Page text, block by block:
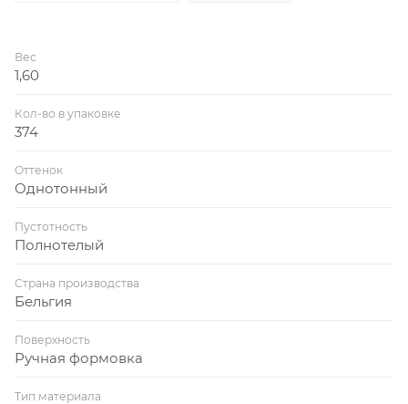
Вес
1,60
Кол-во в упаковке
374
Оттенок
Однотонный
Пустотность
Полнотелый
Страна производства
Бельгия
Поверхность
Ручная формовка
Тип материала